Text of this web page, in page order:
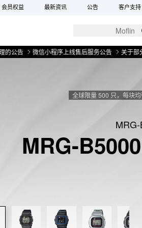
会员权益 最新资讯 公告 客户支持
微信小程序上线售后服务公告 关于部分手表产
全球限量 500 只，每块
MRG-